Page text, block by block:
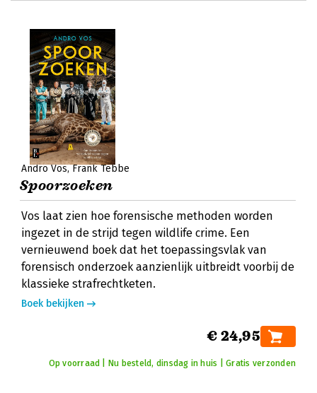
Andro Vos Frank Tebbe
Spoorzoeken
Vos laat zien hoe forensische methoden worden
ingezet in de strijd tegen wildlife crime. Een
vernieuwend boek dat het toepassingsvlak van
forensisch onderzoek aanzienlijk uitbreidt voorbij de
klassieke strafrechtketen.
Boek bekijken
€ 24,95
Op voorraad | Nu besteld, dinsdag in huis | Gratis verzonden